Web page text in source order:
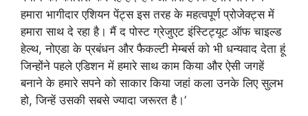
हमारा भागीदार एशियन पेंट्स इस तरह के महत्‍वपूर्ण प्रोजेक्‍ट्स में
हमारा साथ दे रहा है। मैं द पोस्‍ट ग्रेजुएट इंस्टिट्यूट ऑफ चाइल्‍ड
हेल्‍थ, नोएडा के प्रबंधन और फैकल्‍टी मेम्‍बर्स को भी धन्‍यवाद देता हूं
जिन्‍होंने पहले एडिशन में हमारे साथ काम किया और ऐसी जगहें
बनाने के हमारे सपने को साकार किया जहां कला उनके लिए सुलभ
हो, जिन्‍हें उसकी सबसे ज्‍यादा जरूरत है।’